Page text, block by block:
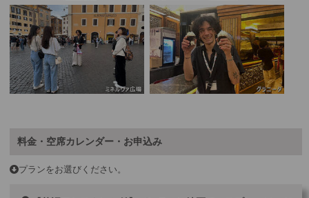
料金・空席カレンダー・お申込み
プランをお選びください。